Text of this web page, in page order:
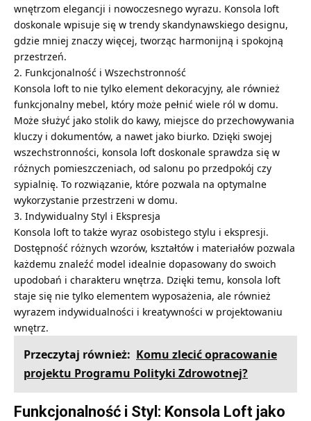
wnętrzom elegancji i nowoczesnego wyrazu. Konsola loft
doskonale wpisuje się w trendy skandynawskiego designu,
gdzie mniej znaczy więcej, tworząc harmonijną i spokojną
przestrzeń.
2. Funkcjonalność i Wszechstronność
Konsola loft to nie tylko element dekoracyjny, ale również
funkcjonalny mebel, który może pełnić wiele ról w domu.
Może służyć jako stolik do kawy, miejsce do przechowywania
kluczy i dokumentów, a nawet jako biurko. Dzięki swojej
wszechstronności, konsola loft doskonale sprawdza się w
różnych pomieszczeniach, od salonu po przedpokój czy
sypialnię. To rozwiązanie, które pozwala na optymalne
wykorzystanie przestrzeni w domu.
3. Indywidualny Styl i Ekspresja
Konsola loft to także wyraz osobistego stylu i ekspresji.
Dostępność różnych wzorów, kształtów i materiałów pozwala
każdemu znaleźć model idealnie dopasowany do swoich
upodobań i charakteru wnętrza. Dzięki temu, konsola loft
staje się nie tylko elementem wyposażenia, ale również
wyrazem indywidualności i kreatywności w projektowaniu
wnętrz.
Przeczytaj również: Komu zlecić opracowanie
projektu Programu Polityki Zdrowotnej?
Funkcjonalność i Styl: Konsola Loft jako